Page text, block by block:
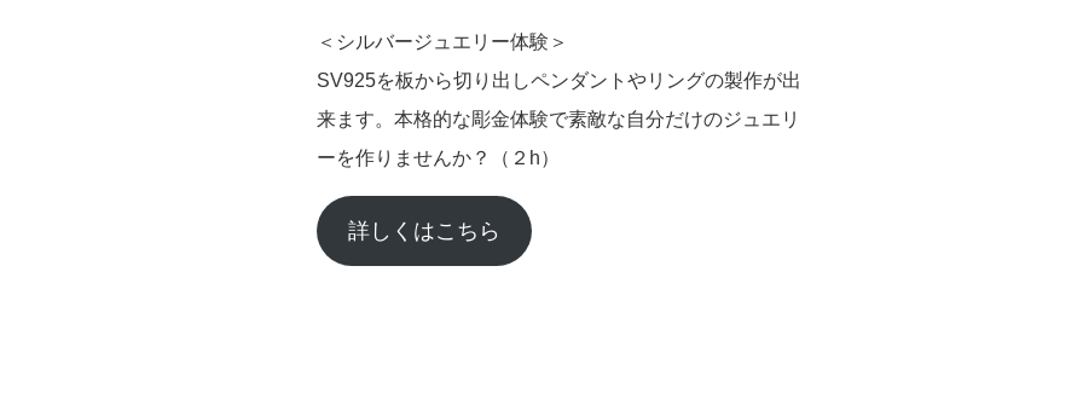
＜シルバージュエリー体験＞
SV925を板から切り出しペンダントやリングの製作が出
来ます。本格的な彫金体験で素敵な自分だけのジュエリ
ーを作りませんか？（２h）
詳しくはこちら